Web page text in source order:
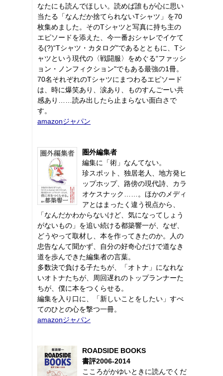
なたにも読んでほしい。読めば誰もが心に思い
当たる「なんだか捨てられないTシャツ」を70
枚集めました。そのTシャツと写真に持ち主の
エピソードを添えた、今一番おシャレでイケて
る(?)“Tシャツ・カタログ"であるとともに、Tシ
ャツという現代の〈戦闘服〉をめぐる“ファッシ
ョン・ノンフィクション"でもある最強の1冊。
70名それぞれのTシャツにまつわるエピソード
は、時に爆笑あり、涙あり、ものすんごーい共
感あり……読み出したら止まらない面白さで
す。
amazonジャパン
圏外編集者
編集に「術」なんてない。
珍スポット、独居老人、地方発ヒ
ップホップ、路傍の現代詩、カラ
オケスナック……。ほかのメディ
アとはまったく違う視点から、
「なんだかわからないけど、気になってしょう
がないもの」を追い続ける都築響一が、なぜ、
どうやって取材し、本を作ってきたのか。人の
忠告なんて聞かず、自分の好奇心だけで道なき
道を歩んできた編集者の言葉。
多数決で負ける子たちが、「オトナ」になれな
いオトナたちが、周回遅れのトップランナーた
ちが、僕に本をつくらせる。
編集を入り口に、「新しいことをしたい」すべ
てのひとの心を撃つ一冊。
amazonジャパン
ROADSIDE BOOKS
書評2006-2014
こころがかゆいときに読んでくだ